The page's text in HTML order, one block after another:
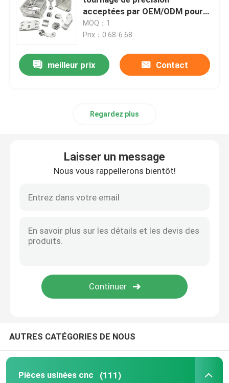
Pièces de fraisage de rotation de commande
Pièces d'acier inoxydable de commande numérique
Pièces de découpe laser
Services de moulage par injection
acceptées par OEM/ODM pour
vos besoins industriels
MOQ：1
Prix：0.68-6.68
meilleur prix Contact
Regardez plus
Laisser un message
Nous vous rappellerons bientôt!
AUTRES CATÉGORIES DE NOUS
Pièces usinées cnc (111)